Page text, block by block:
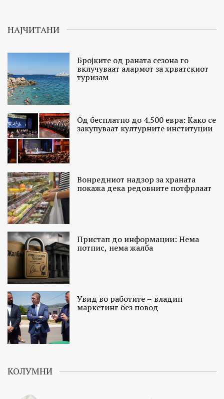
НАЈЧИТАНИ
Бројките од раната сезона го
вклучуваат алармот за хрватскиот
туризам
Од бесплатно до 4.500 евра: Како се
закупуваат културните институции
Вонредниот надзор за храната
покажа дека редовните потфрлаат
Пристап до информации: Нема
потпис, нема жалба
Увид во работите – владин
маркетинг без повод
КОЛУМНИ